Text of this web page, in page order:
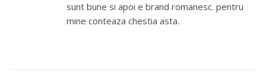
sunt bune si apoi e brand romanesc. pentru
mine conteaza chestia asta.